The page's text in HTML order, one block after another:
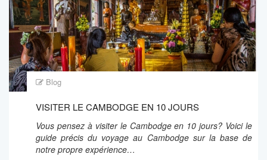
Blog
VISITER LE CAMBODGE EN 10 JOURS
Vous pensez à visiter le Cambodge en 10 jours? Voici le
guide précis du voyage au Cambodge sur la base de
notre propre expérience…